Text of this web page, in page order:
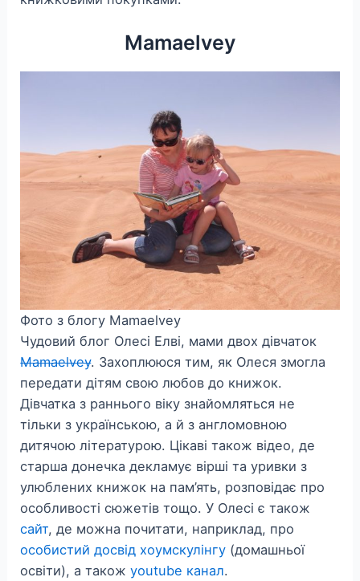
Mamaelvey
Фото з блогу Mamaelvey
Чудовий блог Олесі Елві, мами двох дівчаток
Mamaelvey. Захоплююся тим, як Олеся змогла
передати дітям свою любов до книжок.
Дівчатка з раннього віку знайомляться не
тільки з українською, а й з англомовною
дитячою літературою. Цікаві також відео, де
старша донечка декламує вірші та уривки з
улюблених книжок на пам’ять, розповідає про
особливості сюжетів тощо. У Олесі є також
сайт, де можна почитати, наприклад, про
особистий досвід хоумскулінгу (домашньої
освіти), а такожyoutube канал.